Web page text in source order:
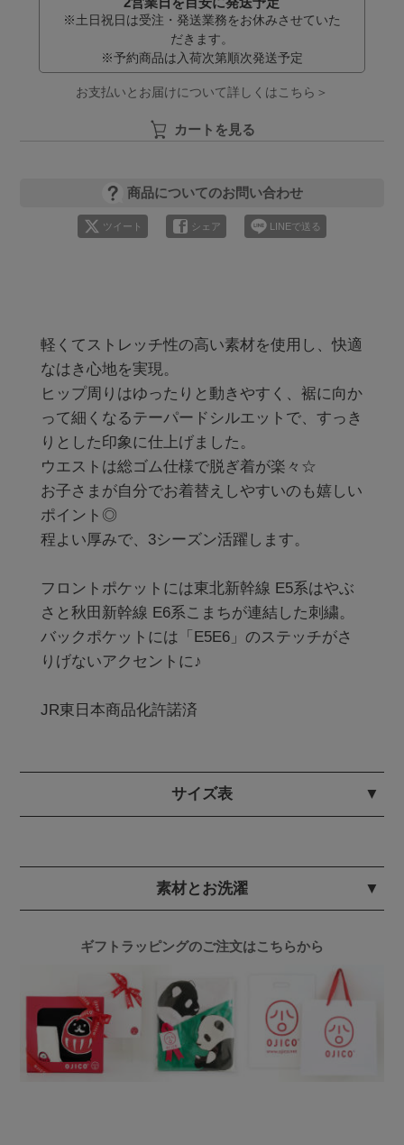
※土日祝日は受注・発送業務をお休みさせていた
だきます。
※予約商品は入荷次第順次発送予定
お支払いとお届けについて詳しくはこちら＞
カートを見る
商品についてのお問い合わせ
ツイート シェア LINEで送る
軽くてストレッチ性の高い素材を使用し、快適
なはき心地を実現。
ヒップ周りはゆったりと動きやすく、裾に向か
って細くなるテーパードシルエットで、すっき
りとした印象に仕上げました。
ウエストは総ゴム仕様で脱ぎ着が楽々☆
お子さまが自分でお着替えしやすいのも嬉しい
ポイント◎
程よい厚みで、3シーズン活躍します。
フロントポケットには東北新幹線 E5系はやぶ
さと秋田新幹線 E6系こまちが連結した刺繍。
バックポケットには「E5E6」のステッチがさ
りげないアクセントに♪
JR東日本商品化許諾済
サイズ表
素材とお洗濯
ギフトラッピングのご注文はこちらから